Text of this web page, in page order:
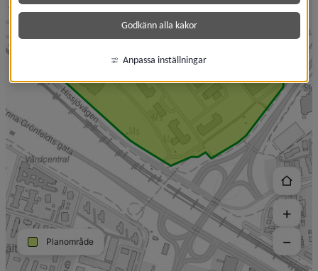
Godkänn alla kakor
Anpassa inställningar